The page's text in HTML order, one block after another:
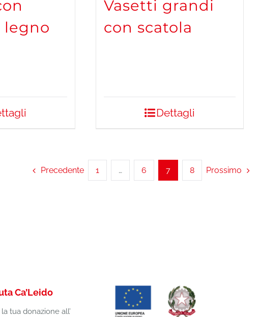
legno
Vasetti grandi
con scatola
Dettagli
Precedente 1 … 6 7 8 Prossimo
Ca’Leido
la tua donazione all’